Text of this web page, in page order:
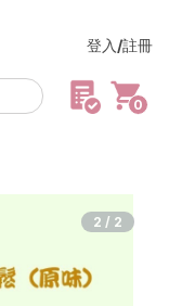
登入/註冊
0
劉霸
2/2